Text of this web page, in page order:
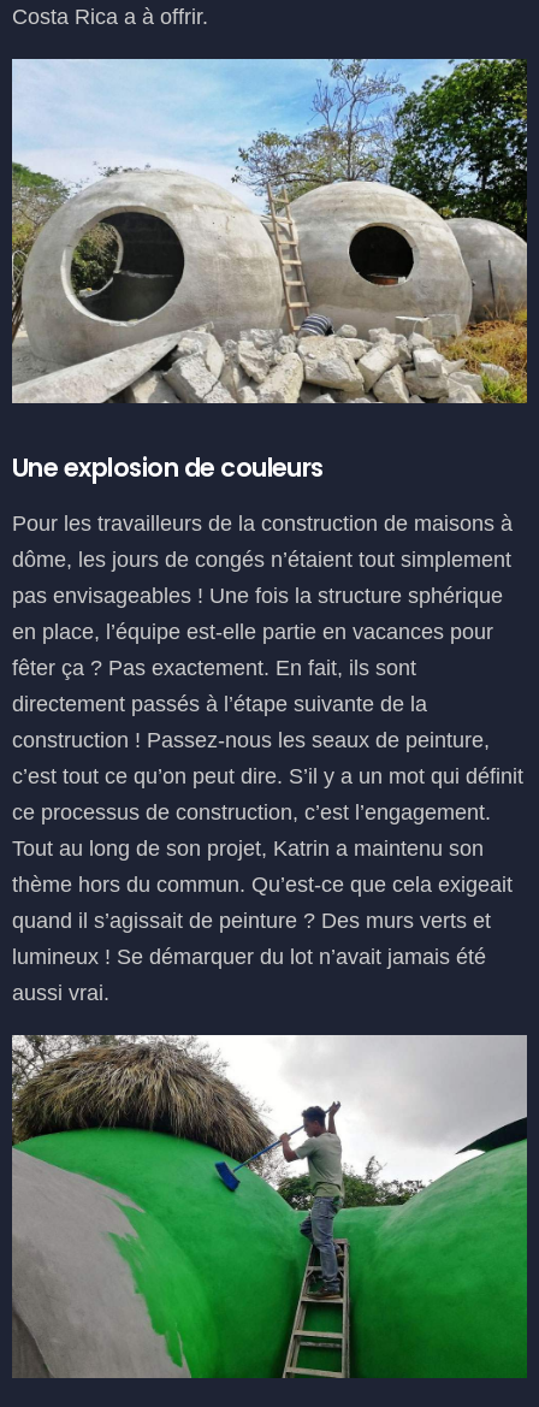
Costa Rica a à offrir.
Une explosion de couleurs
Pour les travailleurs de la construction de maisons à
dôme, les jours de congés n’étaient tout simplement
pas envisageables ! Une fois la structure sphérique
en place, l’équipe est-elle partie en vacances pour
fêter ça ? Pas exactement. En fait, ils sont
directement passés à l’étape suivante de la
construction ! Passez-nous les seaux de peinture,
c’est tout ce qu’on peut dire. S’il y a un mot qui définit
ce processus de construction, c’est l’engagement.
Tout au long de son projet, Katrin a maintenu son
thème hors du commun. Qu’est-ce que cela exigeait
quand il s’agissait de peinture ? Des murs verts et
lumineux ! Se démarquer du lot n’avait jamais été
aussi vrai.